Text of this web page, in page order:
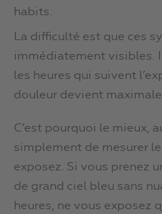
habits.
La difficulté est que ces
immédiatement visibles.
les heures qui suivent
douleur devient
C’est pourquoi le mieux,
simplement de mesurer
exposez. Si vous prenez
de grand ciel bleu sans
heures, ne vous exposez